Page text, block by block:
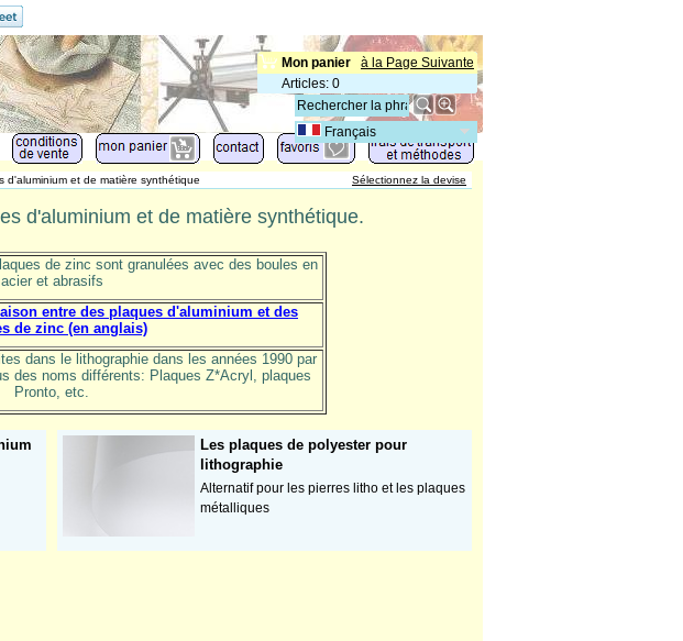
à la Page Suivante
Mon panier
Articles: 0
Français
d'aluminium et de matière synthétique Sélectionnez la devise
d'aluminium et de matière synthétique.
de zinc sont granulées avec des boules en
acier et abrasifs
entre des plaques d'aluminium et des
de zinc (en anglais)
dans le lithographie dans les années 1990 par
des noms différents: Plaques Z*Acryl, plaques
Pronto, etc.
Les plaques de polyester pour
lithographie
Alternatif pour les pierres litho et les plaques
métalliques